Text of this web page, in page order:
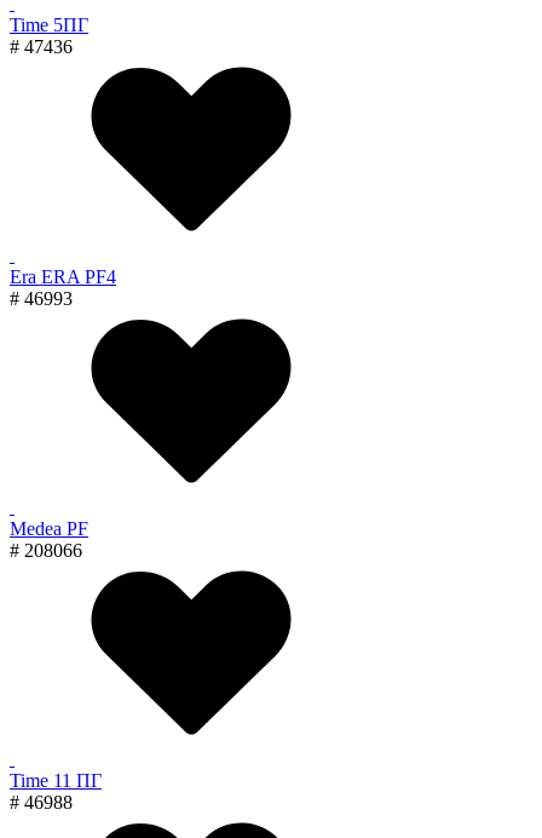
Time 5ПГ
# 47436
Era ERA PF4
# 46993
Medea PF
# 208066
Time 11 ПГ
# 46988